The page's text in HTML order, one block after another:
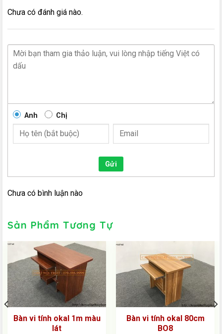
Chưa có đánh giá nào.
Anh Chị
Gửi
Chưa có bình luận nào
Sản Phẩm Tương Tự
Bàn vi tính okal 1m màu
lát
Bàn vi tính okal 80cm
BO8